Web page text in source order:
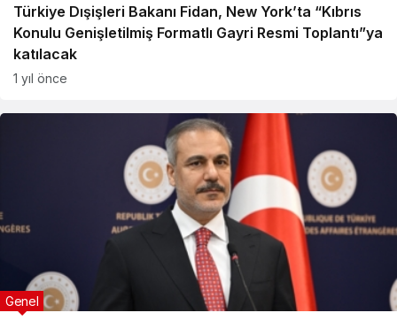
Türkiye Dışişleri Bakanı Fidan, New York’ta “Kıbrıs
Konulu Genişletilmiş Formatlı Gayri Resmi Toplantı”ya
katılacak
1 yıl önce
Genel